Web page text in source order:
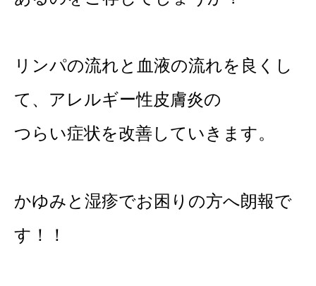
リンパの流れと血液の流れを良くし
て、アレルギー性皮膚炎の
つらい症状を改善していきます。
かゆみと湿疹でお困りの方へ朗報で
す！！